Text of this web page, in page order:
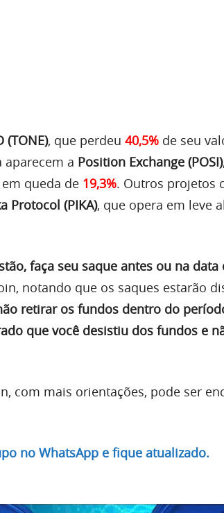
(TONE), que perdeu 40,5% de seu
aparecem a Position Exchange (POSI)
em queda de 19,3%. Outros projetos
Protocol (PIKA), que opera em leve
faça seu saque antes ou na data
notando que os saques estarão
retirar os fundos dentro do
que você desistiu dos fundos e
com mais orientações, pode ser
no WhatsApp e fique atualizado.